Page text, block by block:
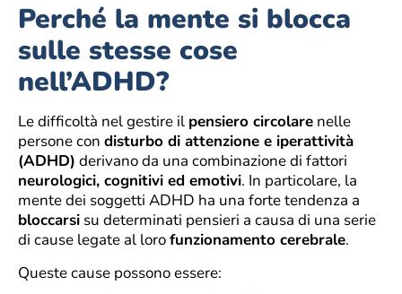
Perché la mente si blocca
sulle stesse cose
nell’ADHD?
Le difficoltà nel gestire il pensiero circolare nelle
persone con disturbo di attenzione e iperattività
(ADHD) derivano da una combinazione di fattori
neurologici, cognitivi ed emotivi. In particolare, la
mente dei soggetti ADHD ha una forte tendenza a
bloccarsi su determinati pensieri a causa di una serie
di cause legate al lorofunzionamento cerebrale.
Queste cause possono essere: